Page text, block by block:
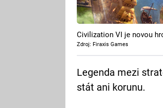
Civilization VI je novou
Zdroj: Firaxis Games
Legenda mezi
stát ani korunu.